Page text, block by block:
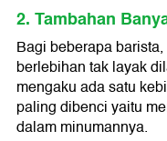
2. Tambahan
Bagi beberapa
berlebihan tak layak
mengaku ada satu
paling dibenci yaitu
dalam minumannya.